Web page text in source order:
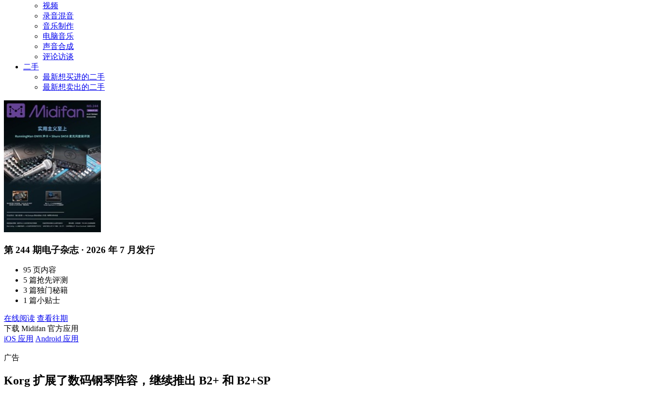
视频
录音混音
音乐制作
电脑音乐
声音合成
评论访谈
二手
最新想买进的二手
最新想卖出的二手
第 244 期电子杂志 · 2026 年 7 月发行
95 页内容
5 篇抢先评测
3 篇独门秘籍
1 篇小贴士
在线阅读 查看往期
下载 Midifan 官方应用
iOS 应用 Android 应用
广告
Korg 扩展了数码钢琴阵容，继续推出 B2+ 和 B2+SP